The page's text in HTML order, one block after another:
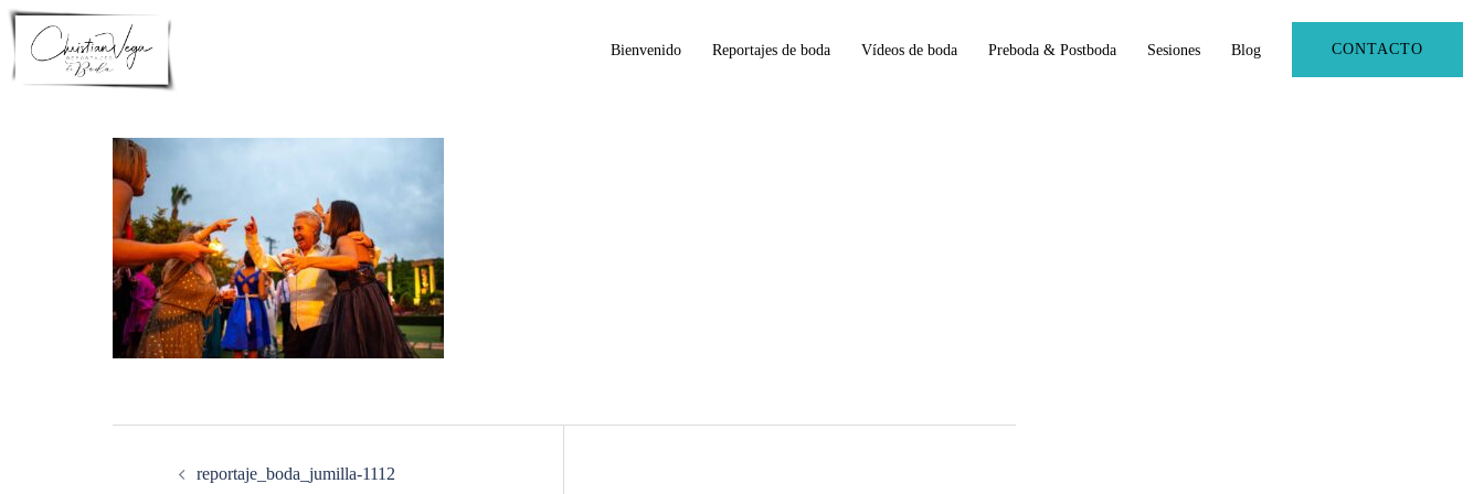
Saltar
al
contenido
Bienvenido Reportajes de boda Vídeos de boda Preboda & Postboda Sesiones Blog CONTACTO
reportaje_boda_jumilla-1112